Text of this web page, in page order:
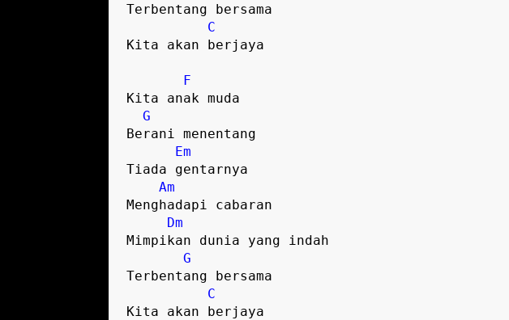
Terbentang bersama
C
Kita akan berjaya
F
Kita anak muda
G
Berani menentang
Em
Tiada gentarnya
Am
Menghadapi cabaran
Dm
Mimpikan dunia yang indah
G
Terbentang bersama
C
Kita akan berjaya